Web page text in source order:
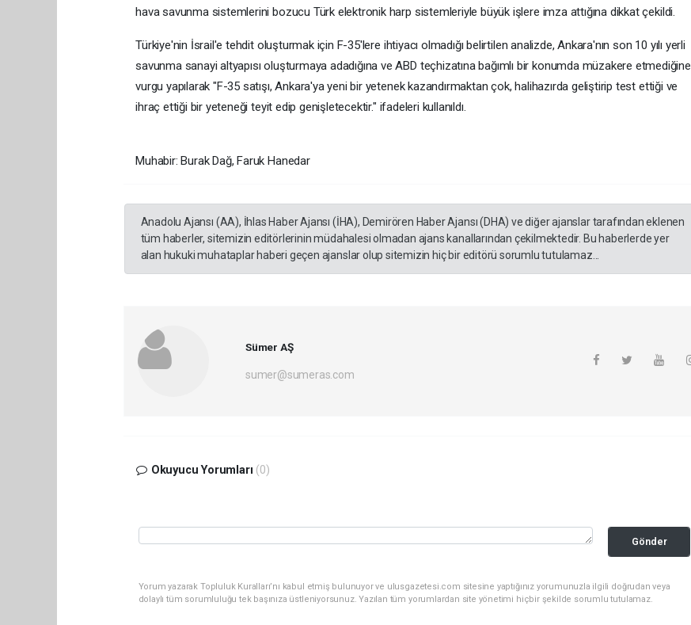
hava savunma sistemlerini bozucu Türk elektronik harp sistemleriyle büyük işlere imza attığına dikkat çekildi.
Türkiye'nin İsrail'e tehdit oluşturmak için F-35'lere ihtiyacı olmadığı belirtilen analizde, Ankara'nın son 10 yılı yerli
savunma sanayi altyapısı oluşturmaya adadığına ve ABD teçhizatına bağımlı bir konumda müzakere etmediğine
vurgu yapılarak "F-35 satışı, Ankara'ya yeni bir yetenek kazandırmaktan çok, halihazırda geliştirip test ettiği ve
ihraç ettiği bir yeteneği teyit edip genişletecektir." ifadeleri kullanıldı.
Muhabir: Burak Dağ, Faruk Hanedar
Anadolu Ajansı (AA), İhlas Haber Ajansı (İHA), Demirören Haber Ajansı (DHA) ve diğer ajanslar tarafından eklenen
tüm haberler, sitemizin editörlerinin müdahalesi olmadan ajans kanallarından çekilmektedir. Bu haberlerde yer
alan hukuki muhataplar haberi geçen ajanslar olup sitemizin hiç bir editörü sorumlu tutulamaz...
Sümer AŞ
sumer@sumeras.com
Okuyucu Yorumları (0)
Gönder
Yorum yazarak Topluluk Kuralları’nı kabul etmiş bulunuyor ve ulusgazetesi.com sitesine yaptığınız yorumunuzla ilgili doğrudan veya
dolaylı tüm sorumluluğu tek başınıza üstleniyorsunuz. Yazılan tüm yorumlardan site yönetimi hiçbir şekilde sorumlu tutulamaz.